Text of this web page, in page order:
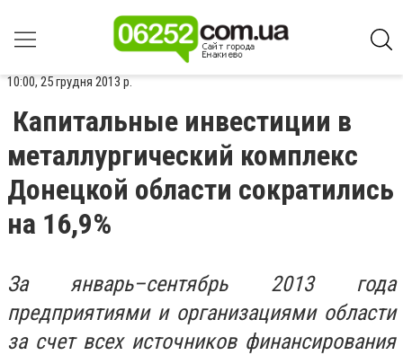
10:00, 25 грудня 2013 р.
Капитальные инвестиции в
металлургический комплекс
Донецкой области сократились
на 16,9%
За январь–сентябрь 2013 года
предприятиями и организациями области
за счет всех источников финансирования